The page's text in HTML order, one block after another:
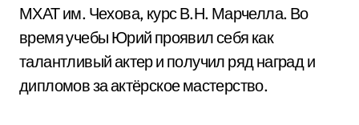
МХАТ им. Чехова, курс В.Н. Марчелла. Во
время учебы Юрий проявил себя как
талантливый актер и получил ряд наград и
дипломов за актёрское мастерство.